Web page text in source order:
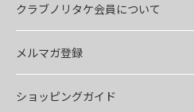
クラブノリタケ会員について
メルマガ登録
ショッピングガイド